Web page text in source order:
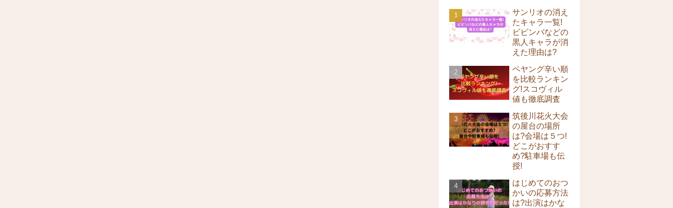
サンリオの消え
たキャラ一覧!
ビビンバなどの
黒人キャラが消
えた理由は?
ペヤング辛い順
を比較ランキン
グ!スコヴィル
値も徹底調査
筑後川花火大会
の屋台の場所
は?会場は５つ!
どこがおすす
め?駐車場も伝
授!
はじめてのおつ
かいの応募方法
は?出演はかな